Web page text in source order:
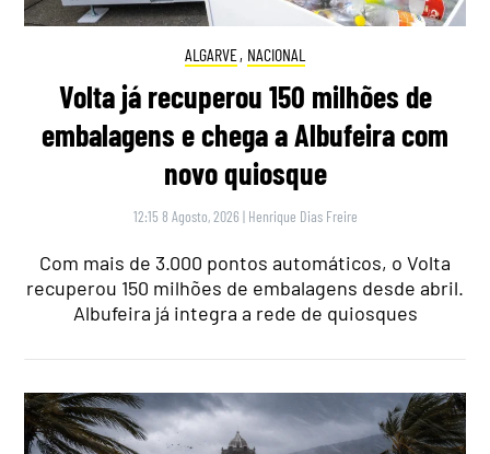
ALGARVE, NACIONAL
Volta já recuperou 150 milhões de
embalagens e chega a Albufeira com
novo quiosque
12:15 8 Agosto, 2026 | Henrique Dias Freire
Com mais de 3.000 pontos automáticos, o Volta
recuperou 150 milhões de embalagens desde abril.
Albufeira já integra a rede de quiosques